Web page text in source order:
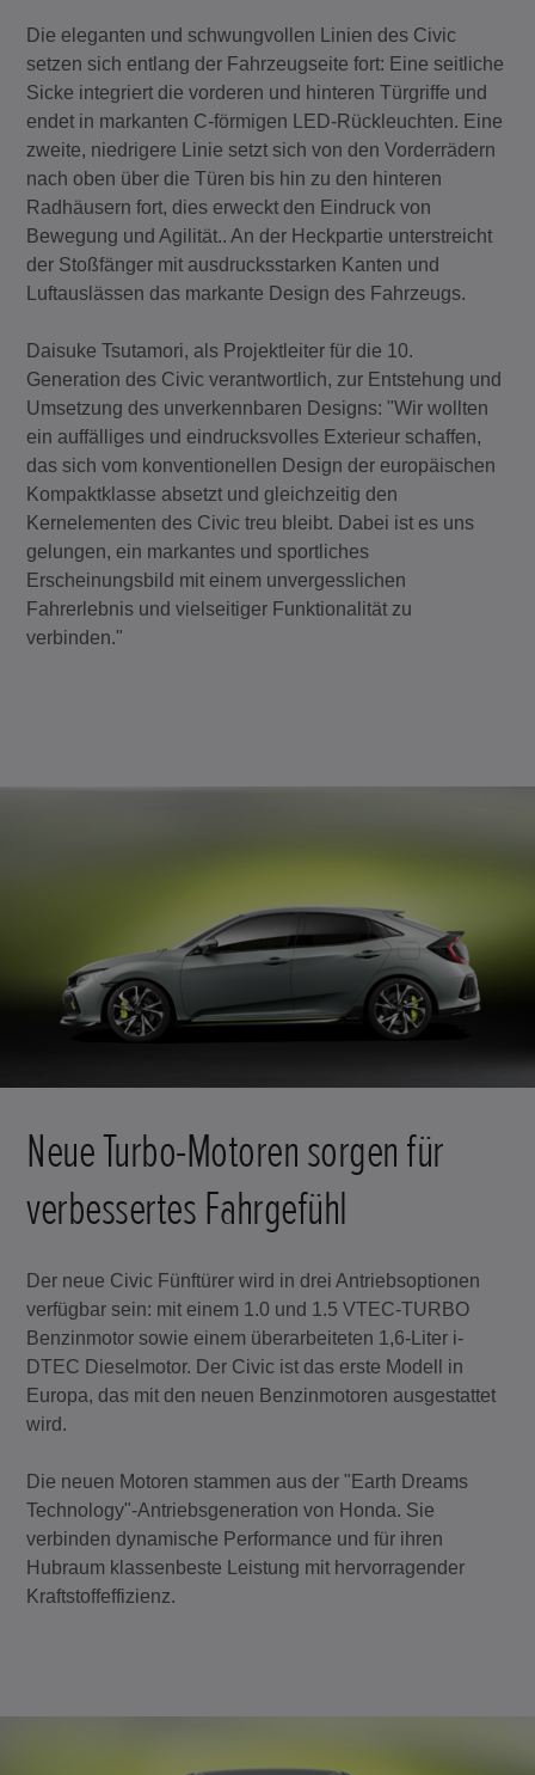
Die eleganten und schwungvollen Linien des Civic
setzen sich entlang der Fahrzeugseite fort: Eine seitliche
Sicke integriert die vorderen und hinteren Türgriffe und
endet in markanten C-förmigen LED-Rückleuchten. Eine
zweite, niedrigere Linie setzt sich von den Vorderrädern
nach oben über die Türen bis hin zu den hinteren
Radhäusern fort, dies erweckt den Eindruck von
Bewegung und Agilität.. An der Heckpartie unterstreicht
der Stoßfänger mit ausdrucksstarken Kanten und
Luftauslässen das markante Design des Fahrzeugs.
Daisuke Tsutamori, als Projektleiter für die 10.
Generation des Civic verantwortlich, zur Entstehung und
Umsetzung des unverkennbaren Designs: "Wir wollten
ein auffälliges und eindrucksvolles Exterieur schaffen,
das sich vom konventionellen Design der europäischen
Kompaktklasse absetzt und gleichzeitig den
Kernelementen des Civic treu bleibt. Dabei ist es uns
gelungen, ein markantes und sportliches
Erscheinungsbild mit einem unvergesslichen
Fahrerlebnis und vielseitiger Funktionalität zu
verbinden."
Neue Turbo-Motoren sorgen für
verbessertes Fahrgefühl
Der neue Civic Fünftürer wird in drei Antriebsoptionen
verfügbar sein: mit einem 1.0 und 1.5 VTEC-TURBO
Benzinmotor sowie einem überarbeiteten 1,6-Liter i-
DTEC Dieselmotor. Der Civic ist das erste Modell in
Europa, das mit den neuen Benzinmotoren ausgestattet
wird.
Die neuen Motoren stammen aus der "Earth Dreams
Technology"-Antriebsgeneration von Honda. Sie
verbinden dynamische Performance und für ihren
Hubraum klassenbeste Leistung mit hervorragender
Kraftstoffeffizienz.